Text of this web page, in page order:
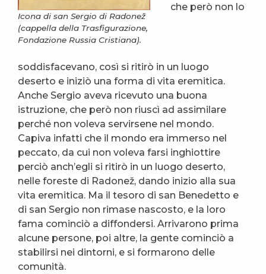
Icona di san Sergio di Radonež
(cappella della Trasfigurazione,
Fondazione Russia Cristiana).
che però non lo
soddisfacevano, così si ritirò in un luogo
deserto e iniziò una forma di vita eremitica.
Anche Sergio aveva ricevuto una buona
istruzione, che però non riuscì ad assimilare
perché non voleva servirsene nel mondo.
Capiva infatti che il mondo era immerso nel
peccato, da cui non voleva farsi inghiottire
perciò anch’egli si ritirò in un luogo deserto,
nelle foreste di Radonež, dando inizio alla sua
vita eremitica. Ma il tesoro di san Benedetto e
di san Sergio non rimase nascosto, e la loro
fama cominciò a diffondersi. Arrivarono prima
alcune persone, poi altre, la gente cominciò a
stabilirsi nei dintorni, e si formarono delle
comunità.